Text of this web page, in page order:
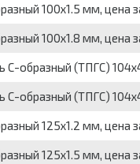
100х1.5 мм, цена
100х1.8 мм, цена
С-образный (ТПГС)
С-образный (ТПГС)
125х1.2 мм, цена
125х1.5 мм, цена